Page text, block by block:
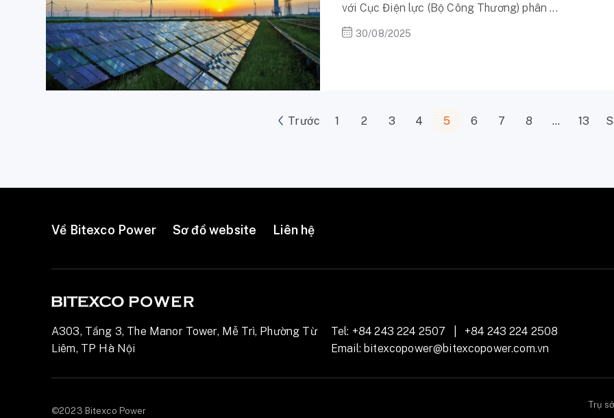
với Cục Điện lực (Bộ Công Thương) phân ...
30/08/2025
Trước 1 2 3 4 5 6 7 8 … 13
Về Bitexco Power Sơ đồ website Liên hệ
A303, Tầng 3, The Manor Tower, Mễ Trì, Phường Từ
Liêm, TP Hà Nội
Tel: +84 243 224 2507
+84 243 224 2508
Email: bitexcopower@bitexcopower.com.vn
©2023 Bitexco Power
Trụ